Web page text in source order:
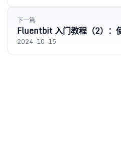
下一篇
Fluentbit 入门教程（2）：
2024-10-15